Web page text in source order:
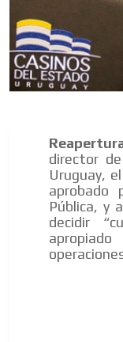
director
Uruguay,
aprobado
Pública, y
decidir